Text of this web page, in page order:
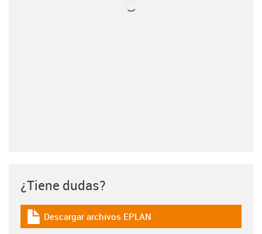
¿Tiene dudas?
igus-icon-download-plan
Descargar archivos EPLAN